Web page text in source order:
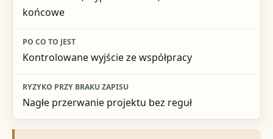
końcowe
Kontrolowane wyjście ze współpracy
Nagłe przerwanie projektu bez reguł